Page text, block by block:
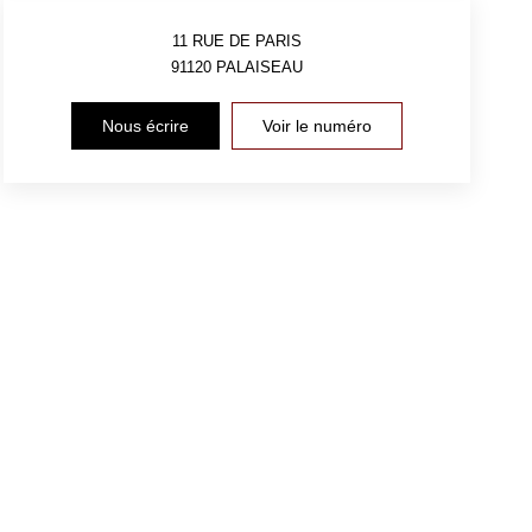
11 RUE DE PARIS
91120 PALAISEAU
Nous écrire Voir le numéro